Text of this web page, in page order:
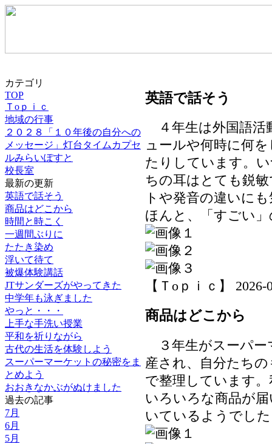
カテゴリ
TOP
Ｔoｐｉｃ
地域の行事
２０２８「１０年後の自分への
メッセージ」灯台タイムカプセ
ルみらいぽすと
校長室
最新の更新
英語で話そう
商品はどこから
時間と時こく
一週間ぶりに
たたき染め
浮いて待て
被爆体験講話
JTサンダーズがやってきた
中学年も泳ぎました
やっと・・・
上手な手洗い授業
平和を祈りながら
古代の生活を体験しよう
スーパーマーケットの秘密をま
とめよう
おおきなかぶがぬけました
過去の記事
7月
6月
5月
英語で話そう
４年生は外国語活
ュールや何時に何
たりしています。
ちの耳はとても鋭
トや発音の違いに
ほんと、「すごい
【Ｔoｐｉｃ】 2026-
商品はどこから
３年生がスーパー
産され、自分たち
で整理しています
いろいろな商品が
いているようでし